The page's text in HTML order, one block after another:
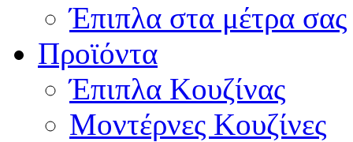
Έπιπλα στα μέτρα σας
Προϊόντα
Έπιπλα Κουζίνας
Μοντέρνες Κουζίνες